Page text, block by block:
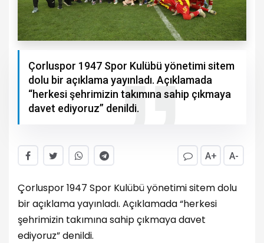
Çorluspor 1947 Spor Kulübü yönetimi sitem
dolu bir açıklama yayınladı. Açıklamada
“herkesi şehrimizin takımına sahip çıkmaya
davet ediyoruz” denildi.
A+ A-
Çorluspor 1947 Spor Kulübü yönetimi sitem dolu
bir açıklama yayınladı. Açıklamada “herkesi
şehrimizin takımına sahip çıkmaya davet
ediyoruz” denildi.